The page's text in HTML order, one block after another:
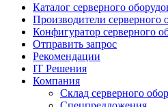
Каталог серверного
Производители серверного
Конфигуратор серверного
Отправить запрос
Рекомендации
IT Решения
Компания
Склад серверного